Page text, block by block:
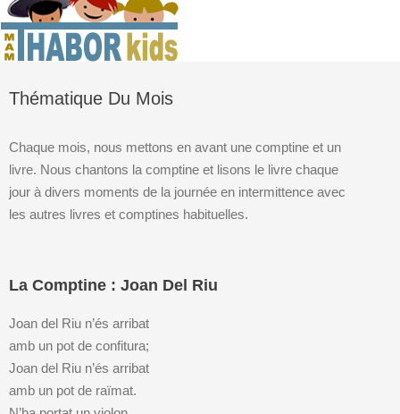
Thématique Du Mois
Chaque mois, nous mettons en avant une comptine et un
livre. Nous chantons la comptine et lisons le livre chaque
jour à divers moments de la journée en intermittence avec
les autres livres et comptines habituelles.
La Comptine : Joan Del Riu
Joan del Riu n’és arribat
amb un pot de confitura;
Joan del Riu n’és arribat
amb un pot de raïmat.